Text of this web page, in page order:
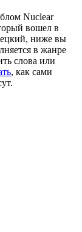
Nuclear
вошел в
ниже вы
в жанре
слова или
, как сами